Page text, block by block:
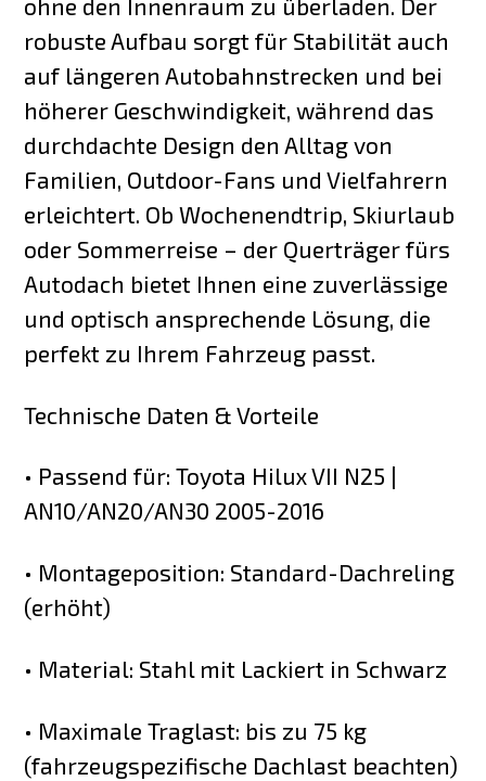
ohne den Innenraum zu überladen. Der
robuste Aufbau sorgt für Stabilität auch
auf längeren Autobahnstrecken und bei
höherer Geschwindigkeit, während das
durchdachte Design den Alltag von
Familien, Outdoor-Fans und Vielfahrern
erleichtert. Ob Wochenendtrip, Skiurlaub
oder Sommerreise – der Querträger fürs
Autodach bietet Ihnen eine zuverlässige
und optisch ansprechende Lösung, die
perfekt zu Ihrem Fahrzeug passt.
Technische Daten & Vorteile
• Passend für: Toyota Hilux VII N25 |
AN10/AN20/AN30 2005-2016
• Montageposition: Standard-Dachreling
(erhöht)
• Material: Stahl mit Lackiert in Schwarz
• Maximale Traglast: bis zu 75 kg
(fahrzeugspezifische Dachlast beachten)